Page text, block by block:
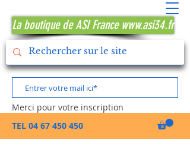
TEL 04 67 450 450
La boutique de ASI France www.asi34.fr
Merci pour votre inscription